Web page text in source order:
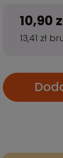
10,90
13,41 zł